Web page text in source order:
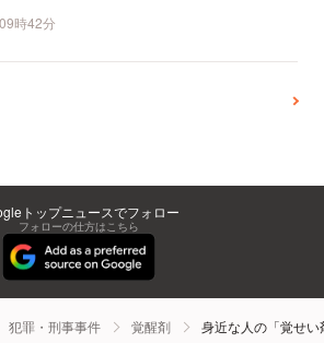
時42分
トップニュースでフォロー
フォローの仕方はこちら
犯罪・刑事事件 覚醒剤 身近な人の「覚せ